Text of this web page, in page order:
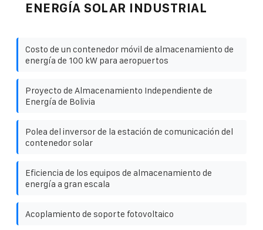
ENERGÍA SOLAR INDUSTRIAL
Costo de un contenedor móvil de almacenamiento de
energía de 100 kW para aeropuertos
Proyecto de Almacenamiento Independiente de
Energía de Bolivia
Polea del inversor de la estación de comunicación del
contenedor solar
Eficiencia de los equipos de almacenamiento de
energía a gran escala
Acoplamiento de soporte fotovoltaico